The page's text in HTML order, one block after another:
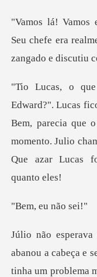
Seu chefe era
Bem, parecia que
momento. Julio
eu não
tinha um problema